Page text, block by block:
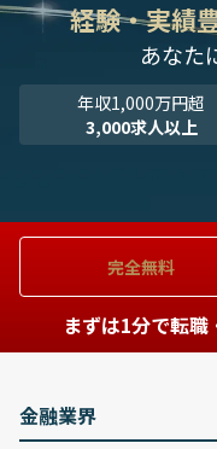
経験・実績
あなた
年収1,000万円超
3,000求人以上
完全無料
まずは1分で転
金融業界